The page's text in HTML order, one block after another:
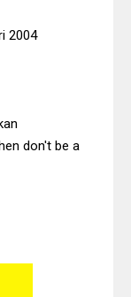
2004
don't be a